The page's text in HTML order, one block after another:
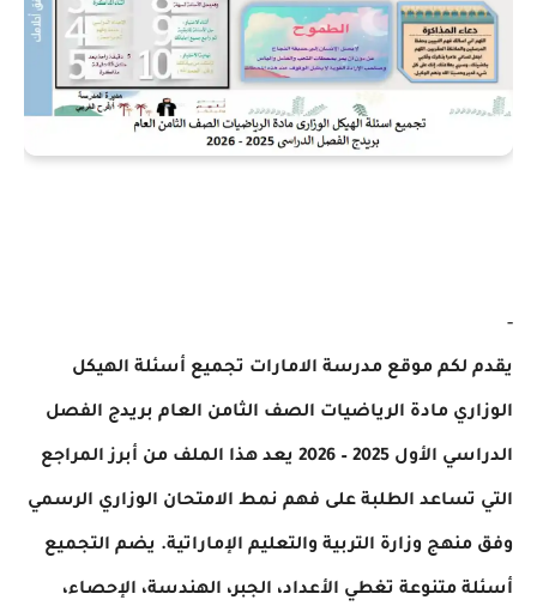
-
يقدم لكم موقع مدرسة الامارات تجميع أسئلة الهيكل
الوزاري مادة الرياضيات الصف الثامن العام بريدج الفصل
الدراسي الأول 2025 – 2026 يعد هذا الملف من أبرز المراجع
التي تساعد الطلبة على فهم نمط الامتحان الوزاري الرسمي
وفق منهج وزارة التربية والتعليم الإماراتية. يضم التجميع
أسئلة متنوعة تغطي الأعداد، الجبر، الهندسة، الإحصاء،